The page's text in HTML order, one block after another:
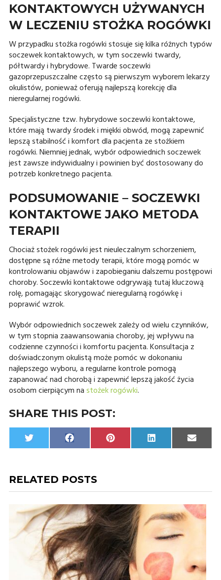
KONTAKTOWYCH UŻYWANYCH
W LECZENIU STOŻKA ROGÓWKI
W przypadku stożka rogówki stosuje się kilka różnych typów
soczewek kontaktowych, w tym soczewki twardy,
półtwardy i hybrydowe. Twarde soczewki
gazoprzepuszczalne często są pierwszym wyborem lekarzy
okulistów, ponieważ oferują najlepszą korekcję dla
nieregularnej rogówki.
Specjalistyczne tzw. hybrydowe soczewki kontaktowe,
które mają twardy środek i miękki obwód, mogą zapewnić
lepszą stabilność i komfort dla pacjenta ze stożkiem
rogówki. Niemniej jednak, wybór odpowiednich soczewek
jest zawsze indywidualny i powinien być dostosowany do
potrzeb konkretnego pacjenta.
PODSUMOWANIE – SOCZEWKI
KONTAKTOWE JAKO METODA
TERAPII
Chociaż stożek rogówki jest nieuleczalnym schorzeniem,
dostępne są różne metody terapii, które mogą pomóc w
kontrolowaniu objawów i zapobieganiu dalszemu postępowi
choroby. Soczewki kontaktowe odgrywają tutaj kluczową
rolę, pomagając skorygować nieregularną rogówkę i
poprawić wzrok.
Wybór odpowiednich soczewek zależy od wielu czynników,
w tym stopnia zaawansowania choroby, jej wpływu na
codzienne czynności i komfortu pacjenta. Konsultacja z
doświadczonym okulistą może pomóc w dokonaniu
najlepszego wyboru, a regularne kontrole pomogą
zapanować nad chorobą i zapewnić lepszą jakość życia
osobom cierpiącym nastożek rogówki.
SHARE THIS POST:
Share
on
Share
on
Facebook Share
on
Pinterest Share
on
LinkedIn Share
on
Email
RELATED POSTS